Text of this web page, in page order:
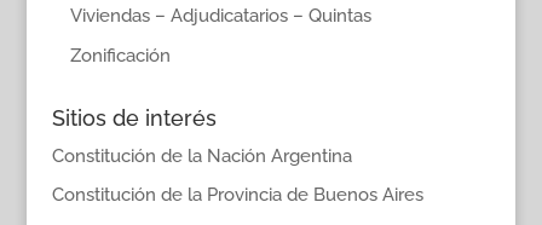
Viviendas – Adjudicatarios – Quintas
Zonificación
Sitios de interés
Constitución de la Nación Argentina
Constitución de la Provincia de Buenos Aires